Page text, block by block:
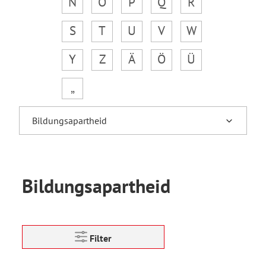
S
T U V
W
Y
Z Ä Ö
Ü
„
Bildungsapartheid
Filter